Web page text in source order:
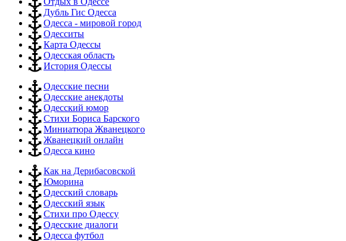
Дубль Гис Одесса
Одесса - мировой город
Одесситы
Карта Одессы
Одесская область
История Одессы
Одесские песни
Одесские анекдоты
Одесский юмор
Стихи Бориса Барского
Миниатюра Жванецкого
Жванецкий онлайн
Одесса кино
Как на Дерибасовской
Юморина
Одесский словарь
Одесский язык
Стихи про Одессу
Одесские диалоги
Одесса футбол